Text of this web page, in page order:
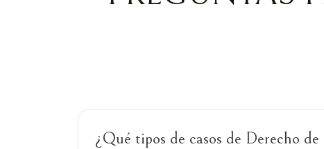
¿Qué tipos de casos de Derecho